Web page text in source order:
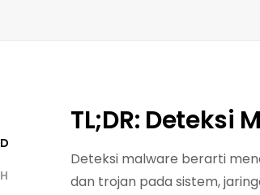
D
H
TL;DR: Deteksi
Deteksi malware berarti
dan trojan pada sistem,